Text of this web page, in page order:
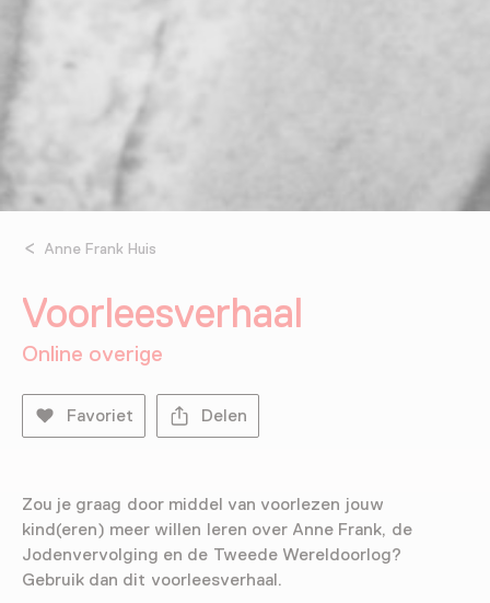
Anne Frank Huis
Voorleesverhaal
Online overige
Favoriet Delen
Zou je graag door middel van voorlezen jouw
kind(eren) meer willen leren over Anne Frank, de
Jodenvervolging en de Tweede Wereldoorlog?
Gebruik dan dit voorleesverhaal.